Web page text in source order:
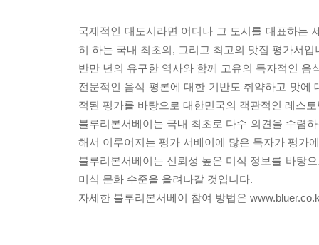
국제적인 대도시라면 어디나 그 도시를 대표하는
히 하는 국내 최초의, 그리고 최고의 맛집 평가서입
반만 년의 유구한 역사와 함께 고유의 독자적인
전문적인 음식 평론에 대한 기반도 취약하고 맛에
적된 평가를 바탕으로 대한민국의 객관적인 레스
블루리본서베이는 국내 최초로 다수 의견을 수렴
해서 이루어지는 평가 서베이에 많은 독자가 평가
블루리본서베이는 신뢰성 높은 미식 정보를 바탕
미식 문화 수준을 올려나갈 것입니다.
자세한 블루리본서베이 참여 방법은